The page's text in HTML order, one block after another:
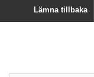
Lämna tillbaka